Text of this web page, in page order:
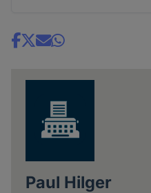
Share
Paul Hilger